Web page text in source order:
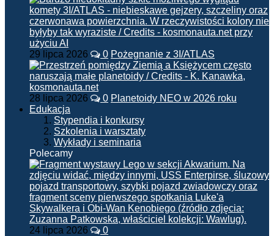
29 lipca 2026 0 Pożegnanie z 3I/ATLAS
28 lipca 2026 0 Planetoidy NEO w 2026 roku
Edukacja
Stypendia i konkursy
Szkolenia i warsztaty
Wykłady i seminaria
Polecamy
24 lipca 2026 0